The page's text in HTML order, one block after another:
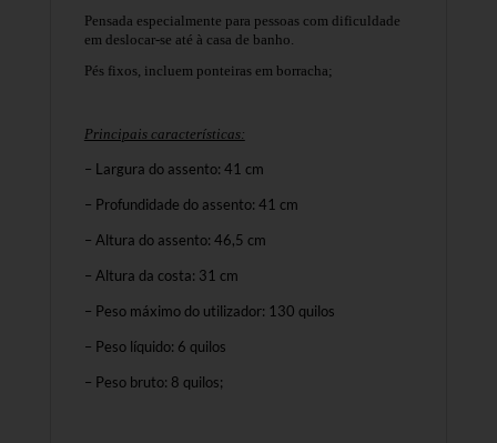
Pensada especialmente para pessoas com dificuldade
em deslocar-se até à casa de banho.
Pés fixos, incluem ponteiras em borracha;
Principais características:
– Largura do assento: 41 cm
– Profundidade do assento: 41 cm
– Altura do assento: 46,5 cm
– Altura da costa: 31 cm
– Peso máximo do utilizador: 130 quilos
– Peso líquido: 6 quilos
– Peso bruto: 8 quilos;